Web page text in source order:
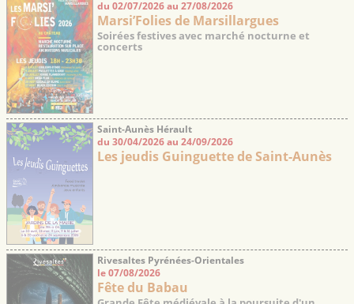
du 02/07/2026 au 27/08/2026
Marsi’Folies de Marsillargues
Soirées festives avec marché nocturne et
concerts
Saint-Aunès Hérault
du 30/04/2026 au 24/09/2026
Les jeudis Guinguette de Saint-Aunès
Rivesaltes Pyrénées-Orientales
le 07/08/2026
Fête du Babau